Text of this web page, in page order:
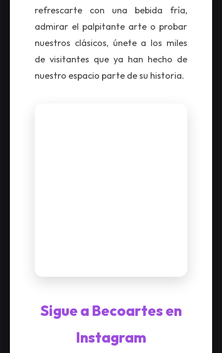
refrescarte con una bebida fría,
admirar el palpitante arte o probar
nuestros clásicos, únete a los miles
de visitantes que ya han hecho de
nuestro espacio parte de su historia.
Sigue a Becoartes en
Instagram